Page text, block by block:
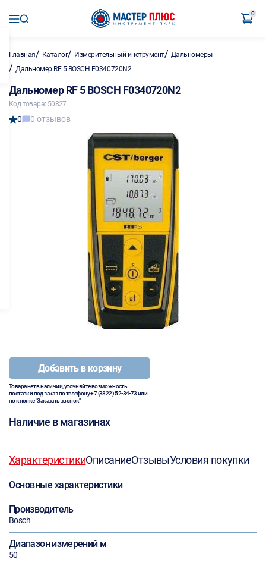
0
Главная/ Каталог/ Измерительный инструмент/ Дальномеры
/ Дальномер RF 5 BOSCH F0340720N2
Дальномер RF 5 BOSCH F0340720N2
Код товара: 50827
0 0 отзывов
Добавить в корзину
Товара нет в наличии, уточняйте возможность
поставки под заказ по телефону+7 (3822) 52-34-73или
по кнопке "Заказать звонок"
Наличие в магазинах
ХарактеристикиОписаниеОтзывыУсловия покупки
Основные характеристики
Производитель
Bosch
Диапазон измерений м
50